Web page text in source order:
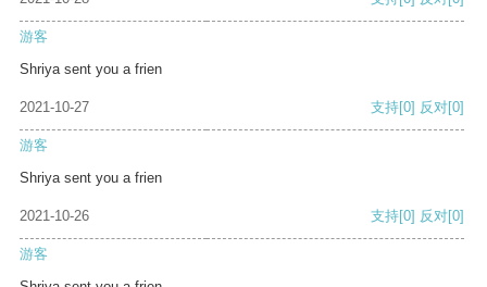
游客
Shriya sent you a frien
2021-10-27 支持[0] 反对[0]
游客
Shriya sent you a frien
2021-10-26 支持[0] 反对[0]
游客